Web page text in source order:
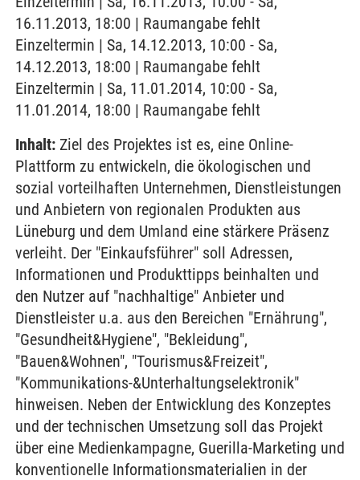
16.11.2013, 18:00 | Raumangabe fehlt
Einzeltermin | Sa, 14.12.2013, 10:00 - Sa,
14.12.2013, 18:00 | Raumangabe fehlt
Einzeltermin | Sa, 11.01.2014, 10:00 - Sa,
11.01.2014, 18:00 | Raumangabe fehlt
Inhalt: Ziel des Projektes ist es, eine Online-
Plattform zu entwickeln, die ökologischen und
sozial vorteilhaften Unternehmen, Dienstleistungen
und Anbietern von regionalen Produkten aus
Lüneburg und dem Umland eine stärkere Präsenz
verleiht. Der "Einkaufsführer" soll Adressen,
Informationen und Produkttipps beinhalten und
den Nutzer auf "nachhaltige" Anbieter und
Dienstleister u.a. aus den Bereichen "Ernährung",
"Gesundheit&Hygiene", "Bekleidung",
"Bauen&Wohnen", "Tourismus&Freizeit",
"Kommunikations-&Unterhaltungselektronik"
hinweisen. Neben der Entwicklung des Konzeptes
und der technischen Umsetzung soll das Projekt
über eine Medienkampagne, Guerilla-Marketing und
konventionelle Informationsmaterialien in der